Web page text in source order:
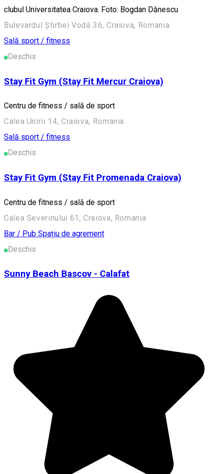
clubul Universitatea Craiova. Foto: Bogdan Dănescu
Bulevardul Știrbei Vodă 36, Craiova, Romania
Sală sport / fitness
Deschis
Stay Fit Gym (Stay Fit Mercur Craiova)
Centru de fitness / sală de sport
Calea Unirii 14, Craiova, Romania
Sală sport / fitness
Deschis
Stay Fit Gym (Stay Fit Promenada Craiova)
Centru de fitness / sală de sport
Calea Severinului 61, Craiova, Romania
Bar / Pub Spațiu de agrement
Deschis
Sunny Beach Bascov - Calafat